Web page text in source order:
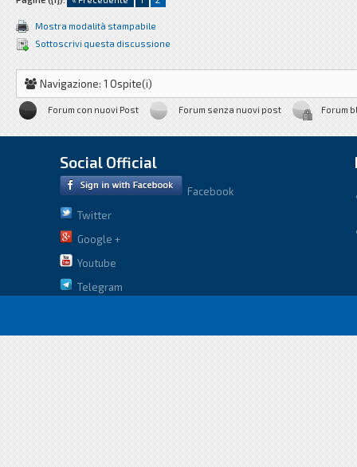
Mostra modalità stampabile
Sottoscrivi questa discussione
Navigazione: 1 Ospite(i)
Forum con nuovi Post Forum senza nuovi post Forum
Social Official
Facebook
Twitter
Google +
Youtube
Telegram